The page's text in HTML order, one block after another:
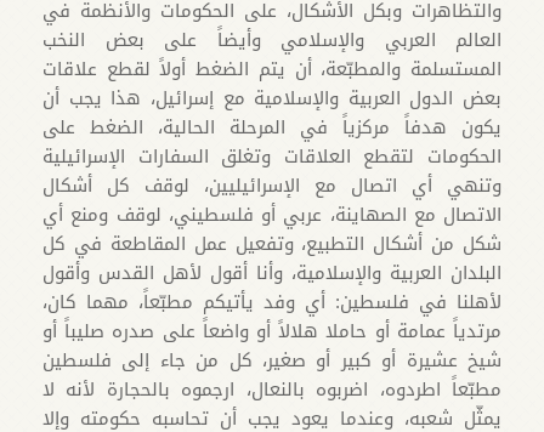
والتظاهرات وبكل الأشكال، على الحكومات والأنظمة في
العالم العربي والإسلامي وأيضاً على بعض النخب
المستسلمة والمطبّعة، أن يتم الضغط أولاً لقطع علاقات
بعض الدول العربية والإسلامية مع إسرائيل، هذا يجب أن
يكون هدفاً مركزياً في المرحلة الحالية، الضغط على
الحكومات لتقطع العلاقات وتغلق السفارات الإسرائيلية
وتنهي أي اتصال مع الإسرائيليين، لوقف كل أشكال
الاتصال مع الصهاينة، عربي أو فلسطيني، لوقف ومنع أي
شكل من أشكال التطبيع، وتفعيل عمل المقاطعة في كل
البلدان العربية والإسلامية، وأنا أقول لأهل القدس وأقول
لأهلنا في فلسطين: أي وفد يأتيكم مطبّعاً، مهما كان،
مرتدياً عمامة أو حاملا هلالاً أو واضعاً على صدره صليباً أو
شيخ عشيرة أو كبير أو صغير، كل من جاء إلى فلسطين
مطبّعاً اطردوه، اضربوه بالنعال، ارجموه بالحجارة لأنه لا
يمثّل شعبه، وعندما يعود يجب أن تحاسبه حكومته وإلا